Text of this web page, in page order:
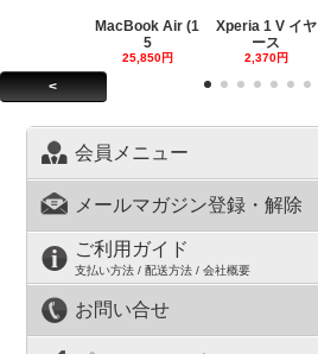
MacBook Air (1
5
25,850円
Xperia 1 V イヤ
ース
2,370円
<
会員メニュー
メールマガジン登録・解除
ご利用ガイド
支払い方法 / 配送方法 / 会社概要
お問い合せ